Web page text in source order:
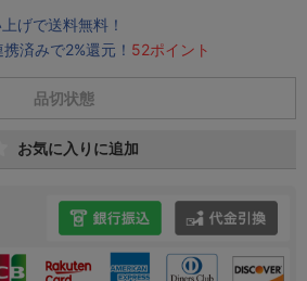
げで送料無料！
済みで2%還元！ 52ポイント
品切状態
お気に入りに追加